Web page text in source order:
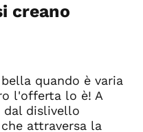
creano
quando è varia
l'offerta lo è! A
dal dislivello
attraversa la